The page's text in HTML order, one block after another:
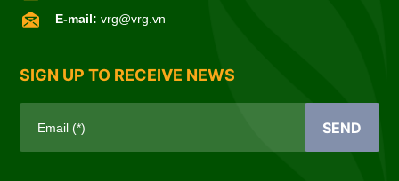
E-mail: vrg@vrg.vn
SIGN UP TO RECEIVE NEWS
Email (*) SEND